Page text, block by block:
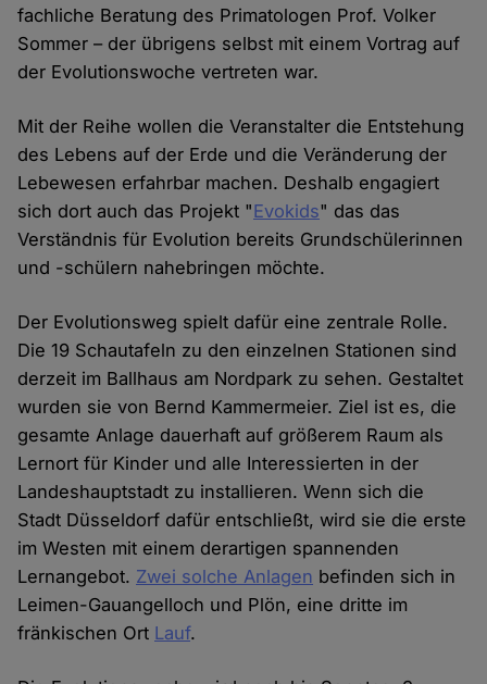
fachliche Beratung des Primatologen Prof. Volker
Sommer – der übrigens selbst mit einem Vortrag auf
der Evolutionswoche vertreten war.
Mit der Reihe wollen die Veranstalter die Entstehung
des Lebens auf der Erde und die Veränderung der
Lebewesen erfahrbar machen. Deshalb engagiert
sich dort auch das Projekt "Evokids" das das
Verständnis für Evolution bereits Grundschülerinnen
und -schülern nahebringen möchte.
Der Evolutionsweg spielt dafür eine zentrale Rolle.
Die 19 Schautafeln zu den einzelnen Stationen sind
derzeit im Ballhaus am Nordpark zu sehen. Gestaltet
wurden sie von Bernd Kammermeier. Ziel ist es, die
gesamte Anlage dauerhaft auf größerem Raum als
Lernort für Kinder und alle Interessierten in der
Landeshauptstadt zu installieren. Wenn sich die
Stadt Düsseldorf dafür entschließt, wird sie die erste
im Westen mit einem derartigen spannenden
Lernangebot. Zwei solche Anlagen befinden sich in
Leimen-Gauangelloch und Plön, eine dritte im
fränkischen Ort Lauf.